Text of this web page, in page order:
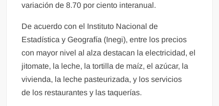
variación de 8.70 por ciento interanual.
De acuerdo con el Instituto Nacional de
Estadística y Geografía (Inegi), entre los precios
con mayor nivel al alza destacan la electricidad, el
jitomate, la leche, la tortilla de maíz, el azúcar, la
vivienda, la leche pasteurizada, y los servicios
de los restaurantes y las taquerías.